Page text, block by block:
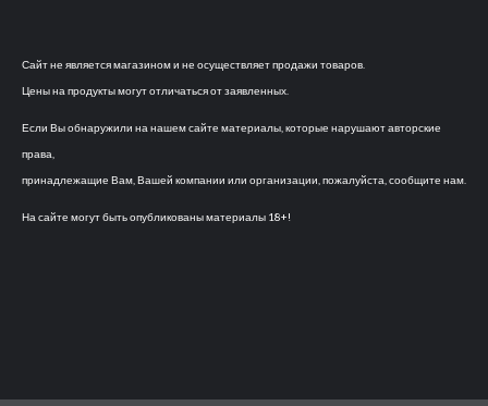
Сайт не является магазином и не осуществляет продажи товаров.
Цены на продукты могут отличаться от заявленных.
Если Вы обнаружили на нашем сайте материалы, которые нарушают авторские
права,
принадлежащие Вам, Вашей компании или организации, пожалуйста, сообщите нам.
На сайте могут быть опубликованы материалы 18+!